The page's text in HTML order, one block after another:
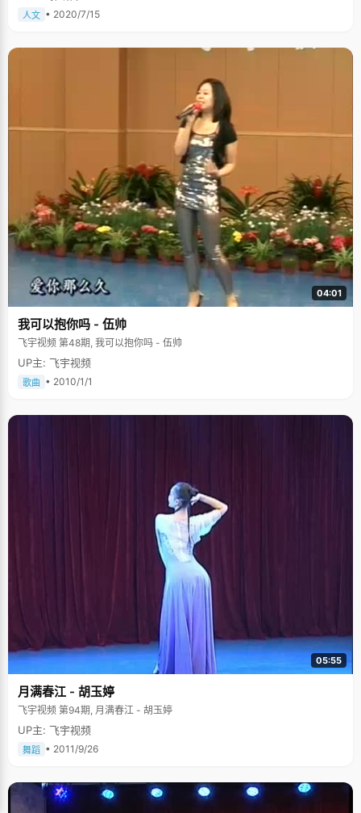
人文 • 2020/7/15
04:01
我可以抱你吗 - 伍帅
飞宇视频 第48期, 我可以抱你吗 - 伍帅
UP主: 飞宇视频
歌曲 • 2010/1/1
05:55
月满春江 - 胡玉婷
飞宇视频 第94期, 月满春江 - 胡玉婷
UP主: 飞宇视频
舞蹈 • 2011/9/26